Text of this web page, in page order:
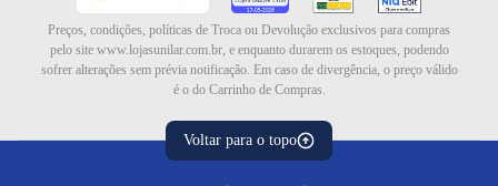
Preços, condições, políticas de Troca ou Devolução exclusivos para compras
pelo site www.lojasunilar.com.br, e enquanto durarem os estoques, podendo
sofrer alterações sem prévia notificação. Em caso de divergência, o preço válido
é o do Carrinho de Compras.
Voltar para o topo